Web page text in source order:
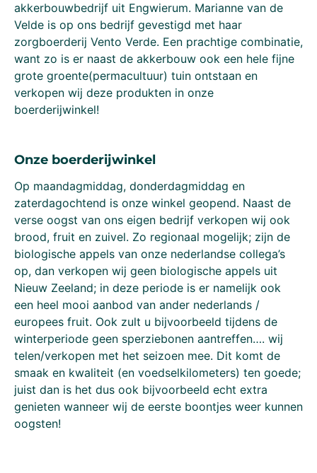
akkerbouwbedrijf uit Engwierum. Marianne van de
Velde is op ons bedrijf gevestigd met haar
zorgboerderij Vento Verde. Een prachtige combinatie,
want zo is er naast de akkerbouw ook een hele fijne
grote groente(permacultuur) tuin ontstaan en
verkopen wij deze produkten in onze
boerderijwinkel!
Onze boerderijwinkel
Op maandagmiddag, donderdagmiddag en
zaterdagochtend is onze winkel geopend. Naast de
verse oogst van ons eigen bedrijf verkopen wij ook
brood, fruit en zuivel. Zo regionaal mogelijk; zijn de
biologische appels van onze nederlandse collega’s
op, dan verkopen wij geen biologische appels uit
Nieuw Zeeland; in deze periode is er namelijk ook
een heel mooi aanbod van ander nederlands /
europees fruit. Ook zult u bijvoorbeeld tijdens de
winterperiode geen sperziebonen aantreffen…. wij
telen/verkopen met het seizoen mee. Dit komt de
smaak en kwaliteit (en voedselkilometers) ten goede;
juist dan is het dus ook bijvoorbeeld echt extra
genieten wanneer wij de eerste boontjes weer kunnen
oogsten!